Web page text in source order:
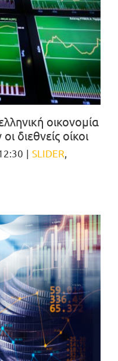
οικονομία
διεθνείς οίκοι
| SLIDER,